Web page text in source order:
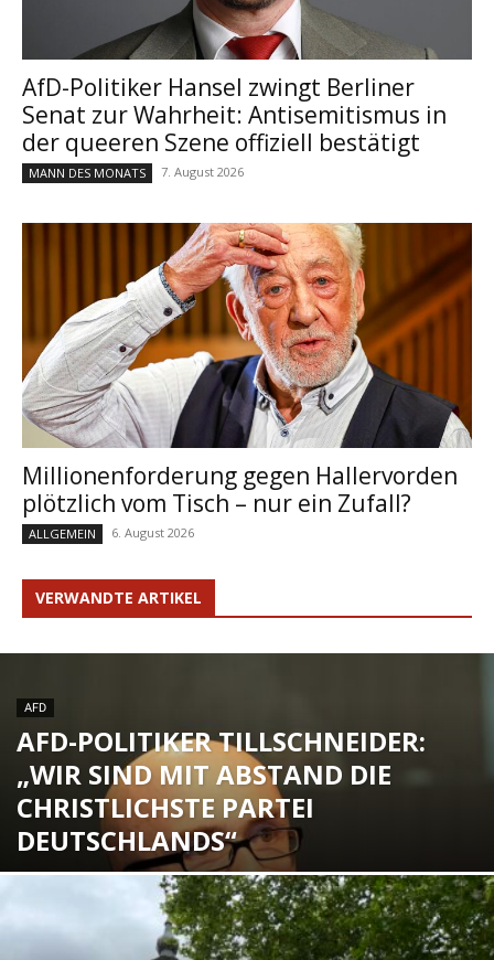
AfD-Politiker Hansel zwingt Berliner
Senat zur Wahrheit: Antisemitismus in
der queeren Szene offiziell bestätigt
MANN DES MONATS 7. August 2026
Millionenforderung gegen Hallervorden
plötzlich vom Tisch – nur ein Zufall?
ALLGEMEIN 6. August 2026
VERWANDTE ARTIKEL
AFD
AFD-POLITIKER TILLSCHNEIDER:
„WIR SIND MIT ABSTAND DIE
CHRISTLICHSTE PARTEI
DEUTSCHLANDS“